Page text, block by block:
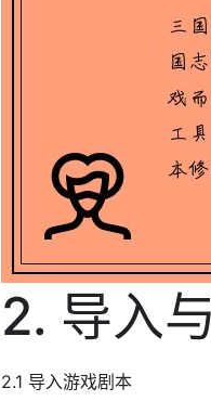
2. 导入
2.1 导入游戏剧本